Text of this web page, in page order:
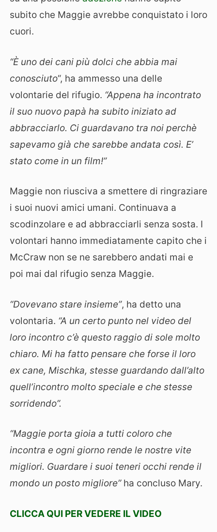
subito che Maggie avrebbe conquistato i loro
cuori.
“È uno dei cani più dolci che abbia mai
conosciuto“, ha ammesso una delle
volontarie del rifugio. “Appena ha incontrato
il suo nuovo papà ha subito iniziato ad
abbracciarlo. Ci guardavano tra noi perchè
sapevamo già che sarebbe andata così. E’
stato come in un film!”
Maggie non riusciva a smettere di ringraziare
i suoi nuovi amici umani. Continuava a
scodinzolare e ad abbracciarli senza sosta. I
volontari hanno immediatamente capito che i
McCraw non se ne sarebbero andati mai e
poi mai dal rifugio senza Maggie.
“Dovevano stare insieme”, ha detto una
volontaria. “A un certo punto nel video del
loro incontro c’è questo raggio di sole molto
chiaro. Mi ha fatto pensare che forse il loro
ex cane, Mischka, stesse guardando dall’alto
quell’incontro molto speciale e che stesse
sorridendo”.
“Maggie porta gioia a tutti coloro che
incontra e ogni giorno rende le nostre vite
migliori. Guardare i suoi teneri occhi rende il
mondo un posto migliore”ha concluso Mary.
CLICCA QUI PER VEDERE IL VIDEO